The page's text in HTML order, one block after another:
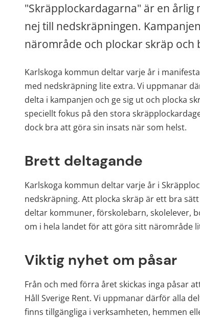
"Skräpplockardagarna" är en årlig
nej till nedskräpningen.
närområde och plockar skräp
Karlskoga kommun deltar varje år i
med nedskräpning lite extra. Vi uppmanar
delta i kampanjen och ge sig ut och plocka
speciellt fokus på den stora
dock bra att göra sin insats när som helst.
Brett deltagande
Karlskoga kommun deltar varje år i
nedskräpning. Att plocka skräp är ett bra
deltar kommuner, förskolebarn, skolelever,
om i hela landet för att göra sitt närområde
Viktig nyhet om påsar
Från och med förra året skickas inga påsar
Håll Sverige Rent. Vi uppmanar därför alla
finns tillgängliga i verksamheten, hemmen